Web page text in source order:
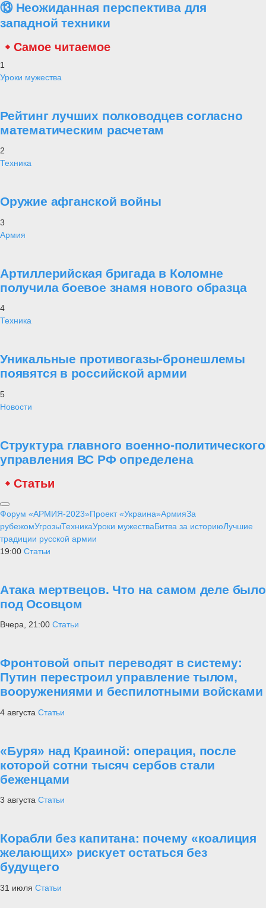
⑬ Неожиданная перспектива для
западной техники
Самое читаемое
1
Уроки мужества
Рейтинг лучших полководцев согласно
математическим расчетам
2
Техника
Оружие афганской войны
3
Армия
Артиллерийская бригада в Коломне
получила боевое знамя нового образца
4
Техника
Уникальные противогазы-бронешлемы
появятся в российской армии
5
Новости
Структура главного военно-политического
управления ВС РФ определена
Статьи
Форум «АРМИЯ-2023»Проект «Украина»АрмияЗа
рубежомУгрозыТехникаУроки мужестваБитва за историюЛучшие
традиции русской армии
19:00 Статьи
Атака мертвецов. Что на самом деле было
под Осовцом
Вчера, 21:00 Статьи
Фронтовой опыт переводят в систему:
Путин перестроил управление тылом,
вооружениями и беспилотными войсками
4 августа Статьи
«Буря» над Краиной: операция, после
которой сотни тысяч сербов стали
беженцами
3 августа Статьи
Корабли без капитана: почему «коалиция
желающих» рискует остаться без
будущего
31 июля Статьи